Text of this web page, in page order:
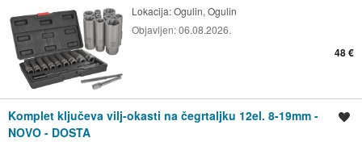
Lokacija:Ogulin, Ogulin
Objavljen:06.08.2026.
48 €
Komplet ključeva vilj-okasti na čegrtaljku 12el. 8-19mm -
NOVO - DOSTA